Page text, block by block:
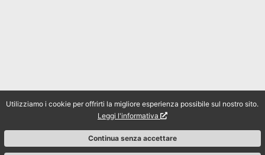
Utilizziamo i cookie per offrirti la migliore esperienza possibile sul nostro sito.
Leggi l'informativa
Continua senza accettare